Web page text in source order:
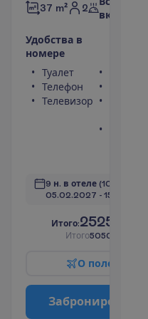
37 m² 2
включено
Удобства в
номере
Туалет
Телефон
Телевизор
9 н. в отеле (10 н. всего)
05.02.2027 - 15.02.2027
Итого:2525.00
Итого5050.00
О поле
Заброниро